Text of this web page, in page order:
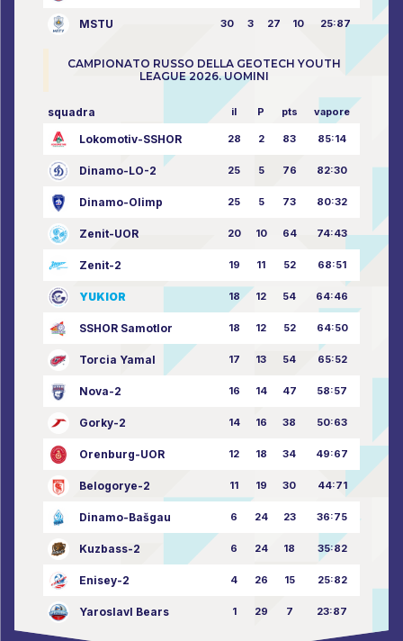
MSTU 30 3 27 10 25:87
CAMPIONATO RUSSO DELLA GEOTECH YOUTH
LEAGUE 2026. UOMINI
squadra il P pts vapore
Lokomotiv-SSHOR 28 2 83 85:14
Dinamo-LO-2 25 5 76 82:30
Dinamo-Olimp 25 5 73 80:32
Zenit-UOR 20 10 64 74:43
Zenit-2 19 11 52 68:51
YUKIOR 18 12 54 64:46
SSHOR Samotlor 18 12 52 64:50
Torcia Yamal 17 13 54 65:52
Nova-2 16 14 47 58:57
Gorky-2 14 16 38 50:63
Orenburg-UOR 12 18 34 49:67
Belogorye-2 11 19 30 44:71
Dinamo-Bašgau 6 24 23 36:75
Kuzbass-2 6 24 18 35:82
Enisey-2 4 26 15 25:82
Yaroslavl Bears 1 29 7 23:87